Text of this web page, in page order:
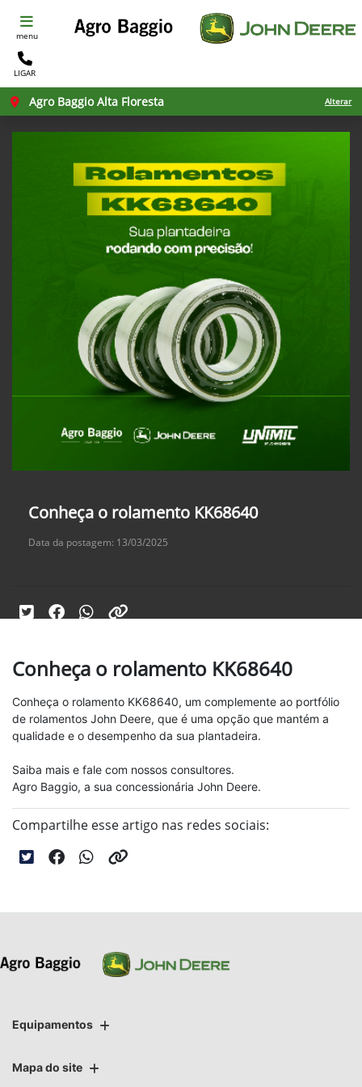
menu
LIGAR
Agro Baggio Alta Floresta Alterar
Conheça o rolamento KK68640
Data da postagem: 13/03/2025
Conheça o rolamento KK68640
Conheça o rolamento KK68640, um complemente ao portfólio
de rolamentos John Deere, que é uma opção que mantém a
qualidade e o desempenho da sua plantadeira.
Saiba mais e fale com nossos consultores.
Agro Baggio, a sua concessionária John Deere.
Compartilhe esse artigo nas redes sociais:
Equipamentos
Mapa do site